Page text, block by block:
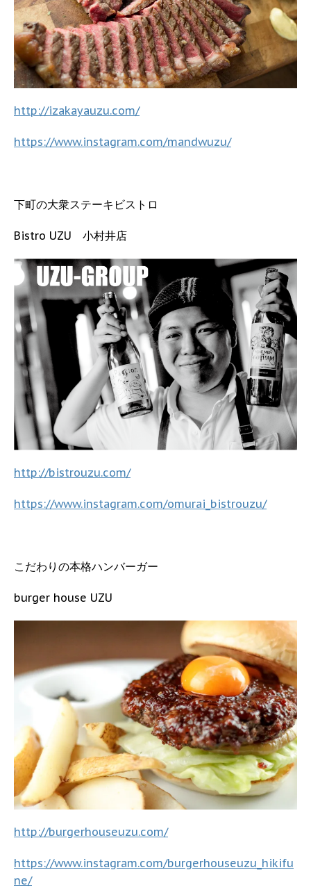
http://izakayauzu.com/
https://www.instagram.com/mandwuzu/
下町の大衆ステーキビストロ
Bistro UZU 小村井店
http://bistrouzu.com/
https://www.instagram.com/omurai_bistrouzu/
こだわりの本格ハンバーガー
burger house UZU
http://burgerhouseuzu.com/
https://www.instagram.com/burgerhouseuzu_hikifu
ne/